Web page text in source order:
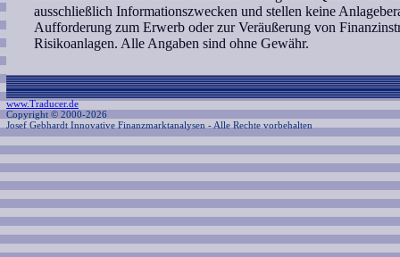
ausschließlich Informationszwecken und stellen keine
Aufforderung zum Erwerb oder zur Veräußerung von
Risikoanlagen. Alle Angaben sind ohne Gewähr.
www.Traducer.de
Copyright © 2000-2026
Josef Gebhardt Innovative Finanzmarktanalysen - Alle Rechte vorbehalten